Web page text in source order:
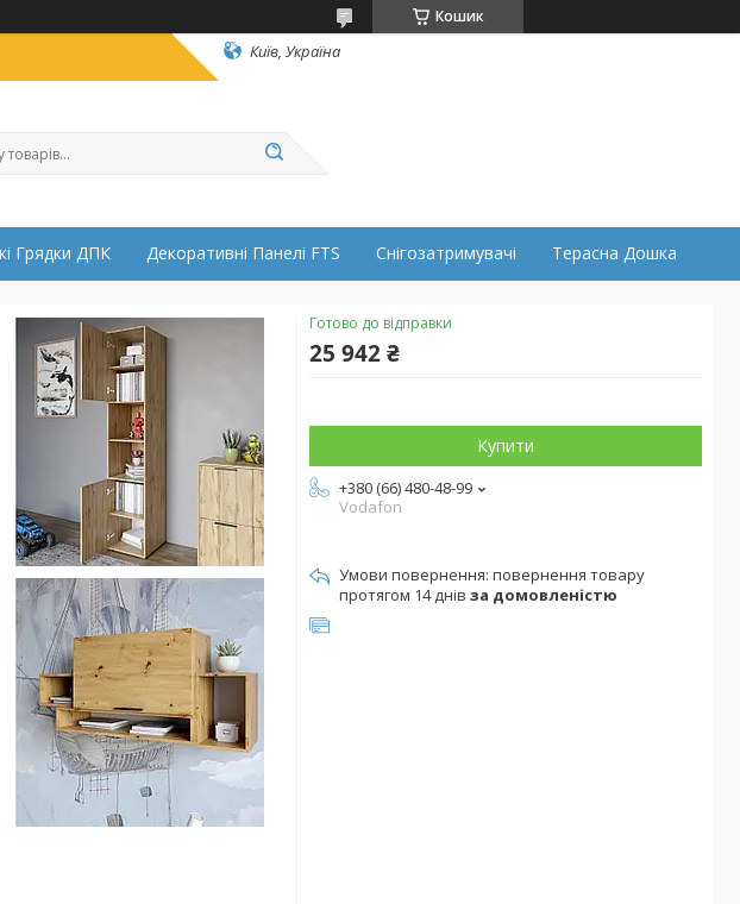
Кошик
Київ, Україна
Грядки ДПК Декоративні Панелі FTS Снігозатримувачі Терасна Дошка
Готово до відправки
25 942 ₴
Купити
+380 (66) 480-48-99
Vodafon
повернення товару
протягом 14 днів за домовленістю